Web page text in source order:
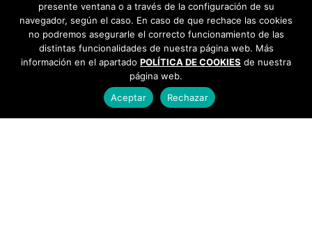
presente ventana o a través de la configuración de su
navegador, según el caso. En caso de que rechace las cookies
no podremos asegurarle el correcto funcionamiento de las
distintas funcionalidades de nuestra página web. Más
información en el apartado POLÍTICA DE COOKIES de nuestra
página web.
Aceptar
Rechazar